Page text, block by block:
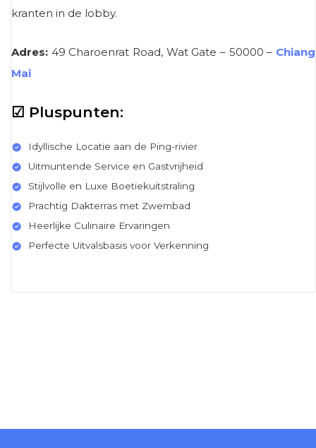
kranten in de lobby.
Adres: 49 Charoenrat Road, Wat Gate – 50000 – Chiang
Mai
☑ Pluspunten:
Idyllische Locatie aan de Ping-rivier
Uitmuntende Service en Gastvrijheid
Stijlvolle en Luxe Boetiekuitstraling
Prachtig Dakterras met Zwembad
Heerlijke Culinaire Ervaringen
Perfecte Uitvalsbasis voor Verkenning